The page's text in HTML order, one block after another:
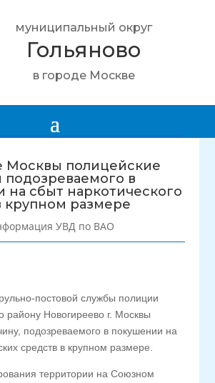
муниципальный округ
Гольяново
в городе Москве
Москвы полицейские
подозреваемого в
на сбыт наркотического
крупном размере
УВД по ВАО
постовой службы полиции
Новогиреево г. Москвы
подозреваемого в покушении на
средств в крупном размере.
территории на Союзном